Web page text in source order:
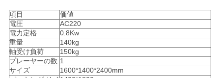
項目
価値
電圧
AC220
電力定格
0.8Kw
重量
140kg
軸受け負荷
150kg
プレーヤーの数 1
サイズ
1600*1400*2400mm